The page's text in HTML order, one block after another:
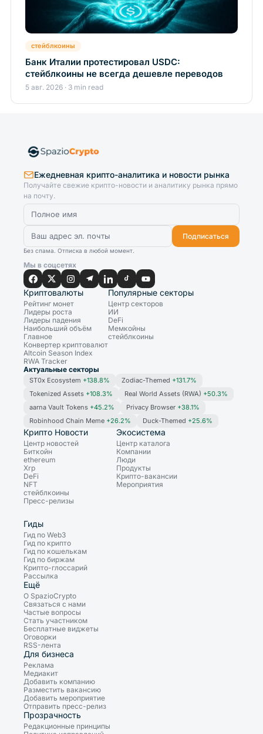
стейблкоины
Банк Италии протестировал USDC:
стейблкоины не всегда дешевле переводов
5 авг. 2026 · 3 min read
Ежедневная крипто-аналитика и новости рынка
Получайте свежие крипто-новости и аналитику рынка прямо
на почту.
Подписаться
Без спама. Отписка в любой момент.
Мы в соцсетях
Криптовалюты
Рейтинг монет
Лидеры роста
Лидеры падения
Наибольший объём
Главное
Конвертер криптовалют
Altcoin Season Index
RWA Tracker
Популярные секторы
Центр секторов
ИИ
DeFi
Мемкойны
стейблкоины
Актуальные секторы
ST0x Ecosystem +138.8% Zodiac-Themed +131.7%
Tokenized Assets +108.3% Real World Assets (RWA) +50.3%
aarna Vault Tokens +45.2% Privacy Browser +38.1%
Robinhood Chain Meme +26.2% Duck-Themed +25.6%
Крипто Новости
Центр новостей
Биткойн
ethereum
Xrp
DeFi
NFT
стейблкоины
Пресс-релизы
Экосистема
Центр каталога
Компании
Люди
Продукты
Крипто-вакансии
Мероприятия
Гиды
Гид по Web3
Гид по крипто
Гид по кошелькам
Гид по биржам
Крипто-глоссарий
Рассылка
Ещё
О SpazioCrypto
Связаться с нами
Частые вопросы
Стать участником
Бесплатные виджеты
Оговорки
RSS-лента
Для бизнеса
Реклама
Медиакит
Добавить компанию
Разместить вакансию
Добавить мероприятие
Отправить пресс-релиз
Прозрачность
Редакционные принципы